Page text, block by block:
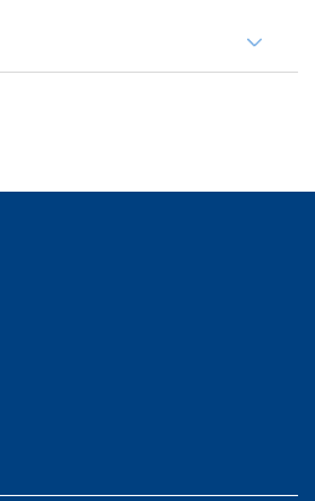
Civile